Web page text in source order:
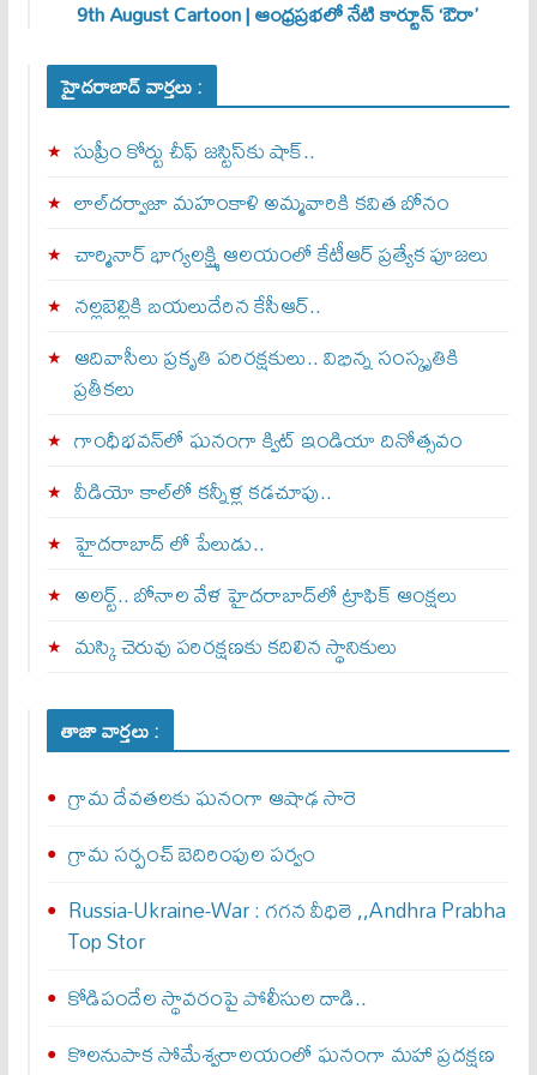
9th August Cartoon | ఆంధ్రప్రభలో నేటి కార్టూన్ ‘ఔరా’
హైదరాబాద్ వార్తలు :
సుప్రీం కోర్టు చీఫ్ జస్టిస్⁭కు షాక్..
లాల్‌దర్వాజా మహంకాళి అమ్మవారికి కవిత బోనం
చార్మినార్‌ భాగ్యలక్ష్మి ఆలయంలో కేటీఆర్ ప్రత్యేక పూజలు
నల్లబెల్లికి బయలుదేరిన కేసీఆర్‌..
ఆదివాసీలు ప్రకృతి పరిరక్షకులు.. విభిన్న సంస్కృతికి
ప్రతీకలు
గాంధీభవన్‌లో ఘనంగా క్విట్‌ ఇండియా దినోత్సవం
వీడియో కాల్‌లో కన్నీళ్ల కడచూపు..
హైదరాబాద్ లో పేలుడు..
అలర్ట్‌.. బోనాల వేళ హైదరాబాద్‌లో ట్రాఫిక్‌ ఆంక్షలు
మస్కి చెరువు పరిరక్షణకు కదిలిన స్థానికులు
తాజా వార్తలు :
గ్రామ దేవతలకు ఘనంగా ఆషాఢ సారె
గ్రామ సర్పంచ్‌ బెదిరింపుల పర్వం
Russia-Ukraine-War : గ‌గ‌న వీధిలె ,,Andhra Prabha
Top Stor
కోడిపందేల స్థావరంపై పోలీసుల దాడి..
కొలనుపాక సోమేశ్వరాలయంలో ఘనంగా మహా ప్రదక్షణ